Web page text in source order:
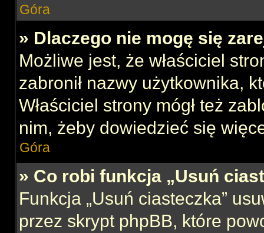
Góra
» Dlaczego nie mogę się
Możliwe jest, że właściciel
zabronił nazwy użytkownika,
Właściciel strony mógł też
nim, żeby dowiedzieć się
Góra
» Co robi funkcja „Usuń
Funkcja „Usuń ciasteczka”
przez skrypt phpBB, które